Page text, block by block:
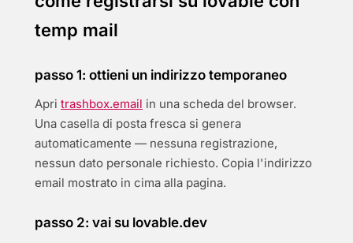
temp mail
passo 1: ottieni un indirizzo temporaneo
Apri trashbox.email in una scheda del browser.
Una casella di posta fresca si genera
automaticamente — nessuna registrazione,
nessun dato personale richiesto. Copia l'indirizzo
email mostrato in cima alla pagina.
passo 2: vai su lovable.dev